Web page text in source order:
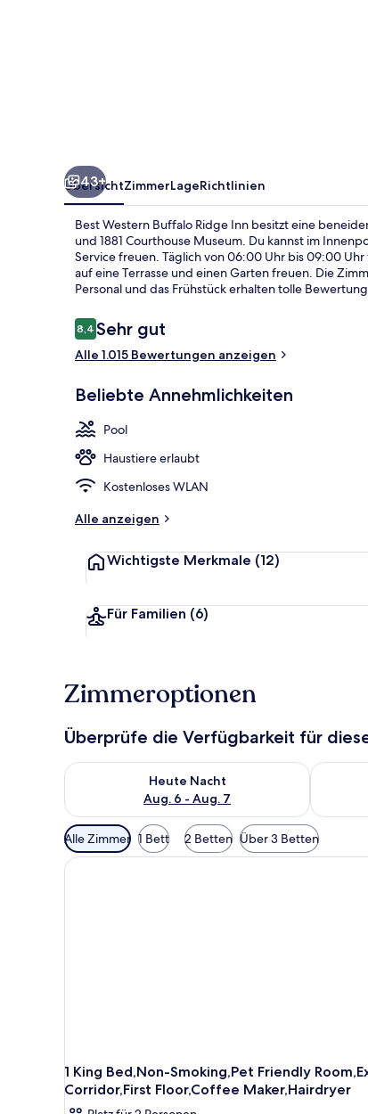
43+
ÜbersichtZimmerLageRichtlinien
Best Western Buffalo Ridge Inn besitzt eine
und 1881 Courthouse Museum. Du kannst im
Service freuen. Täglich von 06:00 Uhr bis 09:00
auf eine Terrasse und einen Garten freuen. Die
Personal und das Frühstück erhalten tolle
Bewertungen
8,48,4 von 10.
Sehr gut
Alle 1.015 Bewertungen anzeigen
Beliebte Annehmlichkeiten
Pool
Haustiere erlaubt
Kostenloses WLAN
Alle anzeigen
Wichtigste Merkmale (12)
Für Familien (6)
Zimmeroptionen
Überprüfe die Verfügbarkeit für
Heute Nacht
Aug. 6 - Aug. 7
Überprüfe die Verfügbarkeit für heute Nacht,
Verfügbare
Filter
für
Alle Zimmer 1 Bett 2 Betten Über 3 Betten
1 King Bed,Non-Smoking,Pet Friendly
Corridor,First Floor,Coffee Maker,Hairdryer